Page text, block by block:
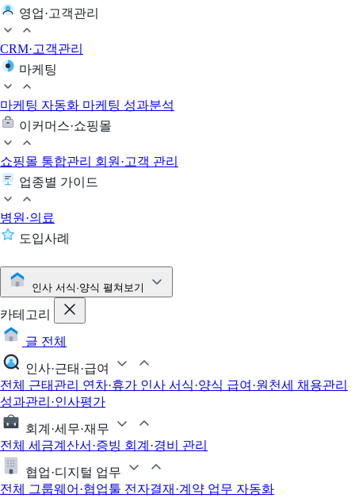
영업·고객관리
CRM·고객관리
마케팅
마케팅 자동화 마케팅 성과분석
이커머스·쇼핑몰
쇼핑몰 통합관리 회원·고객 관리
업종별 가이드
병원·의료
도입사례
인사 서식·양식 펼쳐보기
카테고리
글 전체
인사·근태·급여
전체 근태관리 연차·휴가 인사 서식·양식 급여·원천세 채용관리
성과관리·인사평가
회계·세무·재무
전체 세금계산서·증빙 회계·경비 관리
협업·디지털 업무
전체
그룹웨어·협업툴 전자결재·계약 업무 자동화